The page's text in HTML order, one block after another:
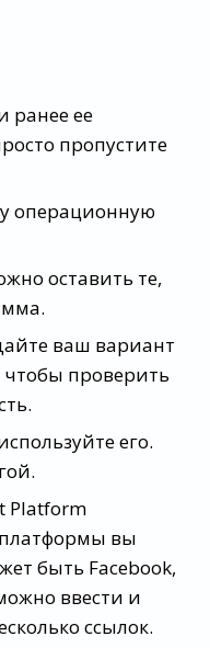
ранее ее
пропустите
операционную
оставить те,
ваш вариант
чтобы проверить
его.
Platform
вы
быть Facebook,
ввести и
ссылок.